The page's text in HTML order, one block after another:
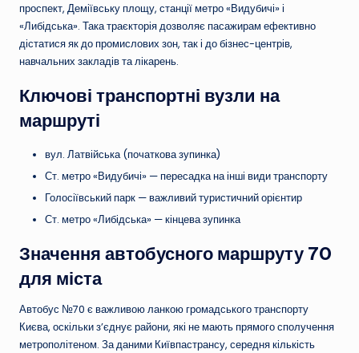
проспект, Деміївську площу, станції метро «Видубичі» і
«Либідська». Така траєкторія дозволяє пасажирам ефективно
дістатися як до промислових зон, так і до бізнес-центрів,
навчальних закладів та лікарень.
Ключові транспортні вузли на
маршруті
вул. Латвійська (початкова зупинка)
Ст. метро «Видубичі» — пересадка на інші види транспорту
Голосіївський парк — важливий туристичний орієнтир
Ст. метро «Либідська» — кінцева зупинка
Значення автобусного маршруту 70
для міста
Автобус №70 є важливою ланкою громадського транспорту
Києва, оскільки з’єднує райони, які не мають прямого сполучення
метрополітеном. За даними Київпастрансу, середня кількість